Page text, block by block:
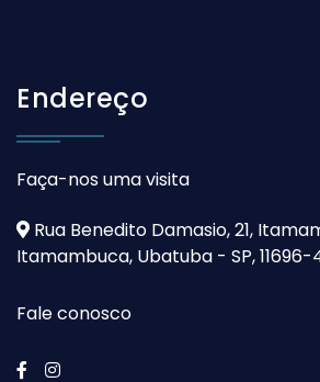
Endereço
Faça-nos uma visita
Rua Benedito Damasio, 21,
Itamambuca, Ubatuba - SP, 11696-
Fale conosco